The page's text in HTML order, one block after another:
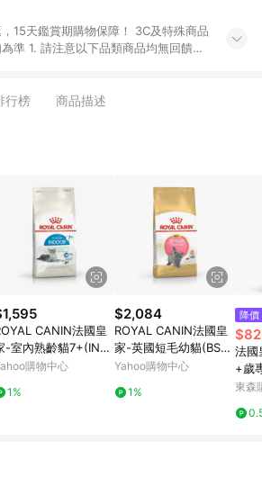
15天鑑賞期購物保障！ 3C及特殊商品
無回饋：
/拍立得 [2024/6/1起適用] -內接硬
點回饋者 - 購物中心商店之商品：商
費/購物金/超贈點/福利金/紅利折抵/折
宗採購或批發轉賣不具回饋資格： 如
購、批發轉賣而非最終消費使用者，
心之認定為準
行榜 商品描述
CANIN法國皇
-室內熟齡貓7+(IN+
3.5kg購物中心
1%
$2,084
ROYAL CANIN法國皇
家-英國短毛幼貓(BSK3
8) 2kg x 2入組
Yahoo購物中心
1%
降價
法國
+歲
KG
東森